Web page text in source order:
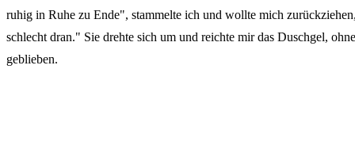
ruhig in Ruhe zu Ende", stammelte ich und wollte mich
schlecht dran." Sie drehte sich um und reichte mir das Duschgel,
geblieben.